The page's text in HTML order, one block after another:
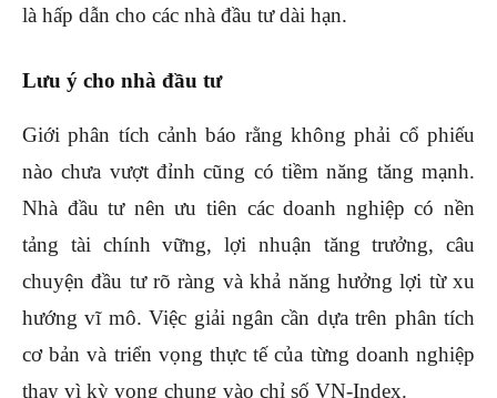
là hấp dẫn cho các nhà đầu tư dài hạn.
Lưu ý cho nhà đầu tư
Giới phân tích cảnh báo rằng không phải cổ phiếu
nào chưa vượt đỉnh cũng có tiềm năng tăng mạnh.
Nhà đầu tư nên ưu tiên các doanh nghiệp có nền
tảng tài chính vững, lợi nhuận tăng trưởng, câu
chuyện đầu tư rõ ràng và khả năng hưởng lợi từ xu
hướng vĩ mô. Việc giải ngân cần dựa trên phân tích
cơ bản và triển vọng thực tế của từng doanh nghiệp
thay vì kỳ vọng chung vào chỉ số VN-Index.